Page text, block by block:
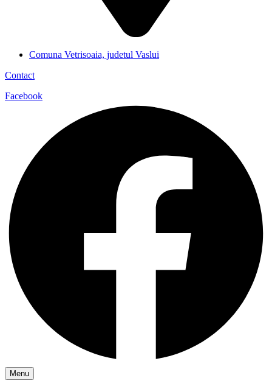
Comuna Vetrisoaia, judetul Vaslui
Contact
Facebook
Menu